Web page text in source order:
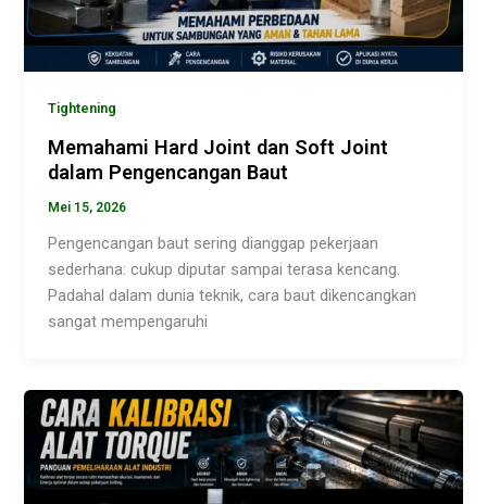
Tightening
Memahami Hard Joint dan Soft Joint
dalam Pengencangan Baut
Mei 15, 2026
Pengencangan baut sering dianggap pekerjaan
sederhana: cukup diputar sampai terasa kencang.
Padahal dalam dunia teknik, cara baut dikencangkan
sangat mempengaruhi